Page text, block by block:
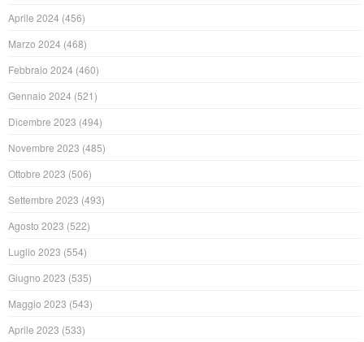
Aprile 2024 (456)
Marzo 2024 (468)
Febbraio 2024 (460)
Gennaio 2024 (521)
Dicembre 2023 (494)
Novembre 2023 (485)
Ottobre 2023 (506)
Settembre 2023 (493)
Agosto 2023 (522)
Luglio 2023 (554)
Giugno 2023 (535)
Maggio 2023 (543)
Aprile 2023 (533)